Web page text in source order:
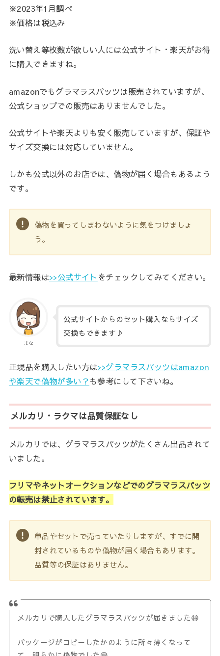
※2023年1月調べ
※価格は税込み
洗い替え等枚数が欲しい人には公式サイト・楽天がお得
に購入できますね。
amazonでもグラマラスパッツは販売されていますが、
公式ショップでの販売はありませんでした。
公式サイトや楽天よりも安く販売していますが、保証や
サイズ交換には対応していません。
しかも公式以外のお店では、偽物が届く場合もあるよう
です。
偽物を買ってしまわないように気をつけましょ
う。
最新情報は>>公式サイト をチェックしてみてください。
まな
公式サイトからのセット購入ならサイズ
交換もできます♪
正規品を購入したい方は>>グラマラスパッツはamazon
や楽天で偽物が多い？も参考にして下さいね。
メルカリ・ラクマは品質保証なし
メルカリでは、グラマラスパッツがたくさん出品されて
いました。
フリマやネットオークションなどでのグラマラスパッツ
の転売は禁止されています。
単品やセットで売っていたりしますが、すでに開
封されているものや偽物が届く場合もあります。
品質等の保証はありません。
メルカリで購入したグラマラスパッツが届きました😆
パッケージがコピーしたかのように所々薄くなって